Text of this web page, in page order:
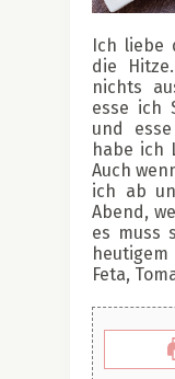
Ich liebe
die
nichts
esse ich
und
habe ich
Auch
ich ab
Abend,
es muss
Feta,